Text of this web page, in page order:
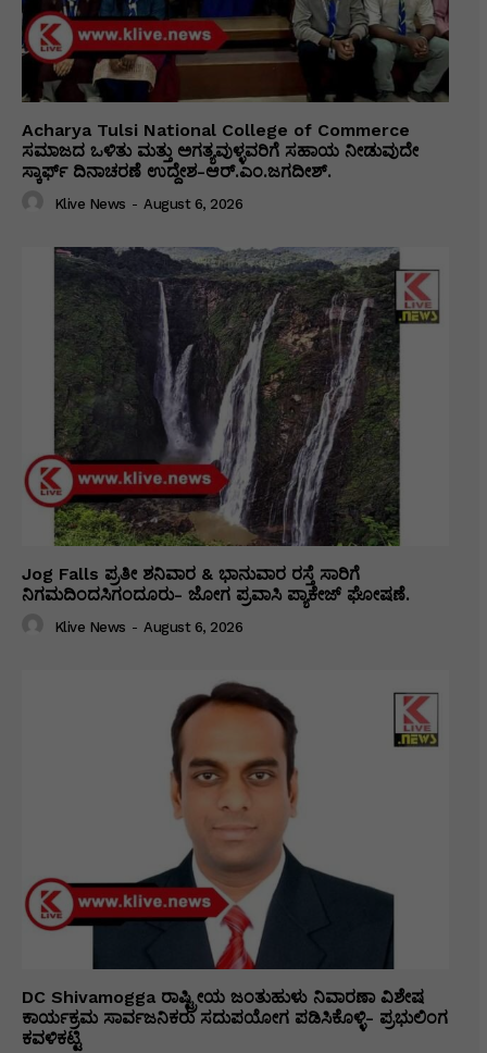
Acharya Tulsi National College of Commerce
ಸಮಾಜದ ಒಳಿತು ಮತ್ತು ಅಗತ್ಯವುಳ್ಳವರಿಗೆ ಸಹಾಯ ನೀಡುವುದೇ
ಸ್ಕಾರ್ಫ್ ದಿನಾಚರಣೆ ಉದ್ದೇಶ-ಆರ್.ಎಂ.ಜಗದೀಶ್.
Klive News - August 6, 2026
Jog Falls ಪ್ರತೀ ಶನಿವಾರ & ಭಾನುವಾರ ರಸ್ತೆ ಸಾರಿಗೆ
ನಿಗಮದಿಂದಸಿಗಂದೂರು- ಜೋಗ ಪ್ರವಾಸಿ ಪ್ಯಾಕೇಜ್ ಘೋಷಣೆ.
Klive News - August 6, 2026
DC Shivamogga ರಾಷ್ಟ್ರೀಯ ಜಂತುಹುಳು ನಿವಾರಣಾ ವಿಶೇಷ
ಕಾರ್ಯಕ್ರಮ ಸಾರ್ವಜನಿಕರು ಸದುಪಯೋಗ ಪಡಿಸಿಕೊಳ್ಳಿ- ಪ್ರಭುಲಿಂಗ
ಕವಳಿಕಟ್ಟಿ